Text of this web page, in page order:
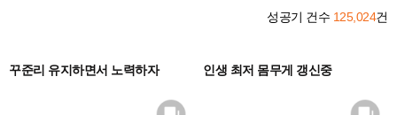
성공기 건수 125,024건
꾸준리 유지하면서 노력하자
인생 최저 몸무게 갱신중